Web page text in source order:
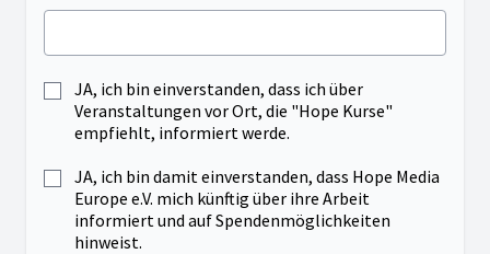
JA, ich bin einverstanden, dass ich über
Veranstaltungen vor Ort, die "Hope Kurse"
empfiehlt, informiert werde.
JA, ich bin damit einverstanden, dass Hope Media
Europe e.V. mich künftig über ihre Arbeit
informiert und auf Spendenmöglichkeiten
hinweist.